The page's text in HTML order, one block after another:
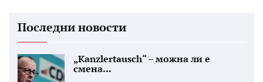
Последни новости
„Kanzlertausch“ – можна ли е
смена...